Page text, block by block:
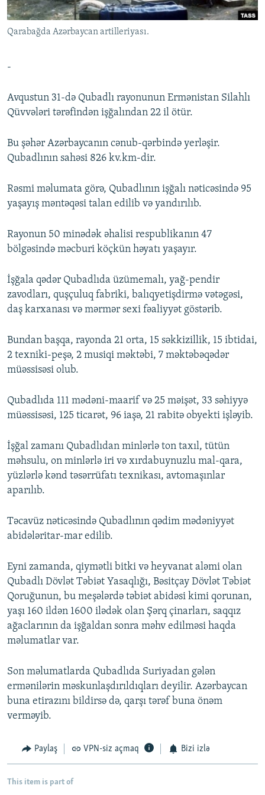
İNFOQRAFIKA
KARIKATURA
AZƏRBAYCAN ƏDƏBIYYATI KITABXANASI
İSLAM VƏ DEMOKRATIYA
MISSIYAMIZ
PEŞƏ ETIKASI VƏ JURNALISTIKA STANDARTLARIMIZ
BIZIMLƏ ƏLAQƏ
XƏBƏR BÜLLETENLƏRIMIZ
BIZI IZLƏ
Qarabağda Azərbaycan artilleriyası.
-
Avqustun 31-də Qubadlı rayonunun Ermənistan Silahlı
Qüvvələri tərəfindən işğalından 22 il ötür.
Bu şəhər Azərbaycanın cənub-qərbində yerləşir.
Qubadlının sahəsi 826 kv.km-dir.
Rəsmi məlumata görə, Qubadlının işğalı nəticəsində 95
yaşayış məntəqəsi talan edilib və yandırılıb.
Rayonun 50 minədək əhalisi respublikanın 47
bölgəsində məcburi köçkün həyatı yaşayır.
İşğala qədər Qubadlıda üzümemalı, yağ-pendir
zavodları, quşçuluq fabriki, balıqyetişdirmə vətəgəsi,
daş karxanası və mərmər sexi fəaliyyət göstərib.
Bundan başqa, rayonda 21 orta, 15 səkkizillik, 15 ibtidai,
2 texniki-peşə, 2 musiqi məktəbi, 7 məktəbəqədər
müəssisəsi olub.
Qubadlıda 111 mədəni-maarif və 25 məişət, 33 səhiyyə
müəssisəsi, 125 ticarət, 96 iaşə, 21 rabitə obyekti işləyib.
İşğal zamanı Qubadlıdan minlərlə ton taxıl, tütün
məhsulu, on minlərlə iri və xırdabuynuzlu mal-qara,
yüzlərlə kənd təsərrüfatı texnikası, avtomaşınlar
aparılıb.
Təcavüz nəticəsində Qubadlının qədim mədəniyyət
abidələritar-mar edilib.
Eyni zamanda, qiymətli bitki və heyvanat aləmi olan
Qubadlı Dövlət Təbiət Yasaqlığı, Bəsitçay Dövlət Təbiət
Qoruğunun, bu meşələrdə təbiət abidəsi kimi qorunan,
yaşı 160 ildən 1600 ilədək olan Şərq çinarları, saqqız
ağaclarının da işğaldan sonra məhv edilməsi haqda
məlumatlar var.
Son məlumatlarda Qubadlıda Suriyadan gələn
ermənilərin məskunlaşdırıldıqları deyilir. Azərbaycan
buna etirazını bildirsə də, qarşı tərəf buna önəm
verməyib.
Paylaş VPN-siz açmaq Bizi izlə
This item is part of